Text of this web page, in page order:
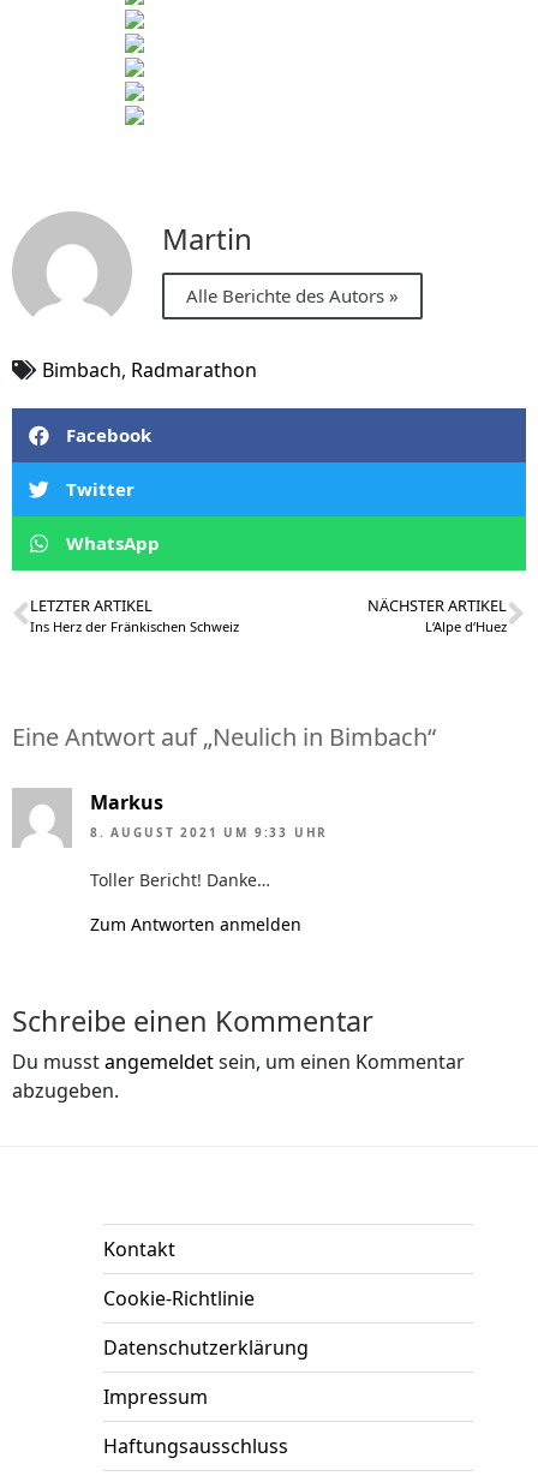
Martin
Alle Berichte des Autors »
Bimbach, Radmarathon
Facebook
Twitter
WhatsApp
LETZTER ARTIKEL
Ins Herz der Fränkischen Schweiz
NÄCHSTER ARTIKEL
L‘Alpe d‘Huez
Eine Antwort auf „Neulich in Bimbach“
Markus
8. AUGUST 2021 UM 9:33 UHR
Toller Bericht! Danke…
Zum Antworten anmelden
Schreibe einen Kommentar
Du musstangemeldetsein, um einen Kommentar
abzugeben.
Kontakt
Cookie-Richtlinie
Datenschutzerklärung
Impressum
Haftungsausschluss